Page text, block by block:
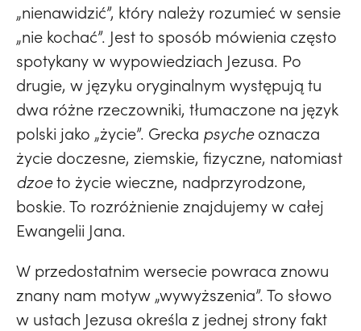
„nienawidzić”, który należy rozumieć w sensie
„nie kochać”. Jest to sposób mówienia często
spotykany w wypowiedziach Jezusa. Po
drugie, w języku oryginalnym występują tu
dwa różne rzeczowniki, tłumaczone na język
polski jako „życie”. Grecka psycheoznacza
życie doczesne, ziemskie, fizyczne, natomiast
dzoeto życie wieczne, nadprzyrodzone,
boskie. To rozróżnienie znajdujemy w całej
Ewangelii Jana.
W przedostatnim wersecie powraca znowu
znany nam motyw „wywyższenia”. To słowo
w ustach Jezusa określa z jednej strony fakt